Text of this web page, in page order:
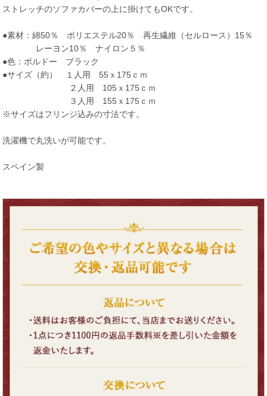
ストレッチのソファカバーの上に掛けてもOKです。
●素材：綿50％ ポリエステル20％ 再生繊維（セルロース）15％
レーヨン10％ ナイロン５％
●色：ボルドー ブラック
●サイズ（約） １人用 55ｘ175ｃｍ
２人用 105ｘ175ｃｍ
３人用 155ｘ175ｃｍ
※サイズはフリンジ込みの寸法です。
洗濯機で丸洗いが可能です。
スペイン製